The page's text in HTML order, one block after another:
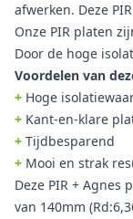
afwerken. Deze
Onze PIR platen
Door de hoge
Voordelen van
+ Hoge
+ Kant-en-klare
+ Tijdbesparend
+ Mooi en strak
Deze PIR +
van 140mm